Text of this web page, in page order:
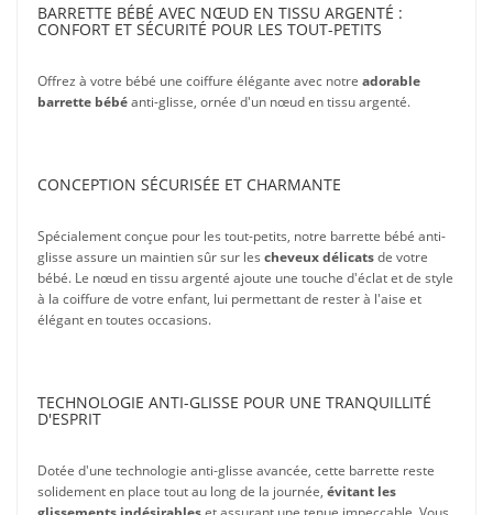
BARRETTE BÉBÉ AVEC NŒUD EN TISSU ARGENTÉ :
CONFORT ET SÉCURITÉ POUR LES TOUT-PETITS
Offrez à votre bébé une coiffure élégante avec notre adorable
barrette bébéanti-glisse, ornée d'un nœud en tissu argenté.
CONCEPTION SÉCURISÉE ET CHARMANTE
Spécialement conçue pour les tout-petits, notre barrette bébé anti-
glisse assure un maintien sûr sur les cheveux délicatsde votre
bébé. Le nœud en tissu argenté ajoute une touche d'éclat et de style
à la coiffure de votre enfant, lui permettant de rester à l'aise et
élégant en toutes occasions.
TECHNOLOGIE ANTI-GLISSE POUR UNE TRANQUILLITÉ
D'ESPRIT
Dotée d'une technologie anti-glisse avancée, cette barrette reste
solidement en place tout au long de la journée, évitant les